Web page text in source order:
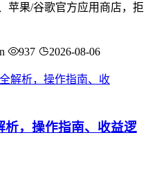
苹果/谷歌官方应用商店，拒
937 2026-08-06
，操作指南、收益逻